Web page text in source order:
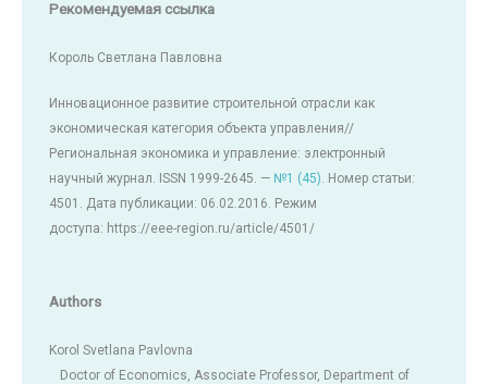
Рекомендуемая ссылка
Король Светлана Павловна
Инновационное развитие строительной отрасли как
экономическая категория объекта управления//
Региональная экономика и управление: электронный
научный журнал. ISSN 1999-2645. — №1 (45). Номер статьи:
4501. Дата публикации: 06.02.2016. Режим
доступа: https://eee-region.ru/article/4501/
Authors
Korol Svetlana Pavlovna
Doctor of Economics, Associate Professor, Department of